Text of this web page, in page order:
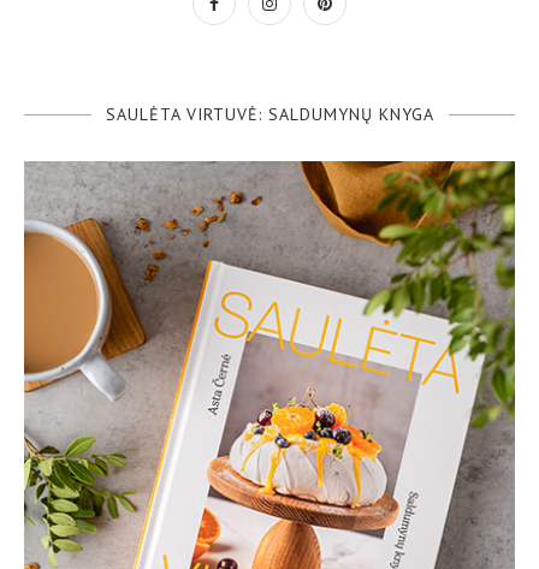
SAULĖTA VIRTUVĖ: SALDUMYNŲ KNYGA